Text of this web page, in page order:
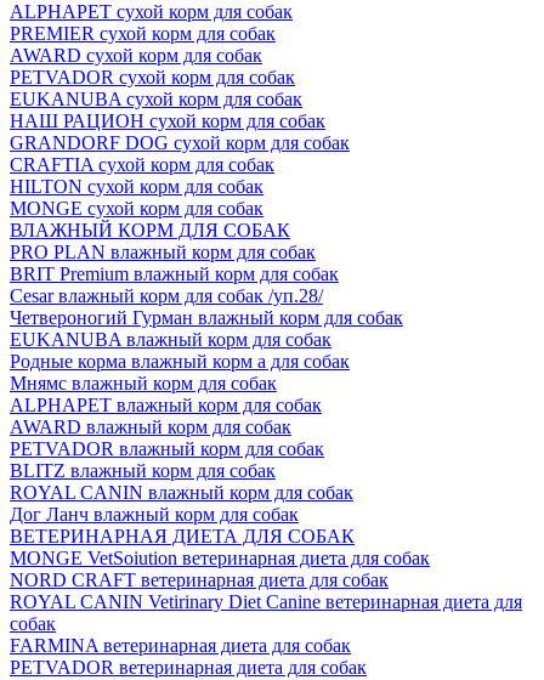
ALPHAPET сухой корм для собак
PREMIER сухой корм для собак
AWARD сухой корм для собак
PETVADOR сухой корм для собак
EUKANUBA сухой корм для собак
НАШ РАЦИОН сухой корм для собак
GRANDORF DOG сухой корм для собак
CRAFTIA сухой корм для собак
HILTON сухой корм для собак
MONGE сухой корм для собак
ВЛАЖНЫЙ КОРМ ДЛЯ СОБАК
PRO PLAN влажный корм для собак
BRIT Premium влажный корм для собак
Cesar влажный корм для собак /уп.28/
Четвероногий Гурман влажный корм для собак
EUKANUBA влажный корм для собак
Родные корма влажный корм а для собак
Мнямс влажный корм для собак
ALPHAPET влажный корм для собак
AWARD влажный корм для собак
PETVADOR влажный корм для собак
BLITZ влажный корм для собак
ROYAL CANIN влажный корм для собак
Дог Ланч влажный корм для собак
ВЕТЕРИНАРНАЯ ДИЕТА ДЛЯ СОБАК
MONGE VetSoiution ветеринарная диета для собак
NORD CRAFT ветеринарная диета для собак
ROYAL CANIN Vetirinary Diet Canine ветеринарная диета для
собак
FARMINA ветеринарная диета для собак
PETVADOR ветеринарная диета для собак